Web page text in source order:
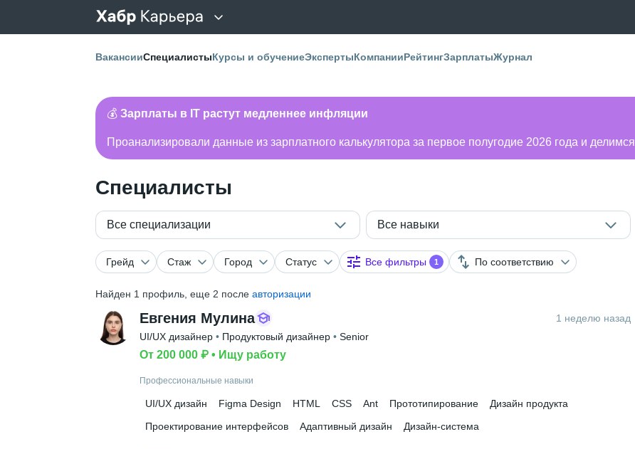
ВакансииСпециалистыКурсы и обучениеЭкспертыКомпанииРейтингЗарплатыЖурнал
💰 Зарплаты в IT растут медленнее инфляции
Проанализировали данные из зарплатного калькулятора за первое полугодие 2026 года и делимся
Специалисты
Все специализации Все навыки
Грейд Стаж Город Статус Все фильтры 1 По соответствию
Найден 1 профиль, еще 2 после авторизации
Евгения Мулина
1 неделю назад
UI/UX дизайнер • Продуктовый дизайнер • Senior
От 200 000 ₽ • Ищу работу
Профессиональные навыки
UI/UX дизайн Figma Design HTML CSS Ant Прототипирование
Дизайн продукта
Проектирование интерфейсов
Адаптивный дизайн Дизайн-система